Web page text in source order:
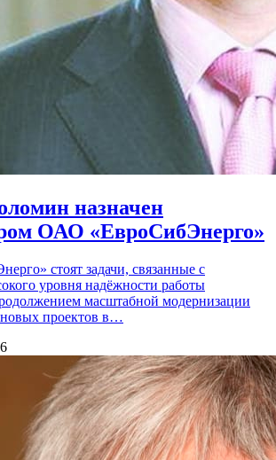
назначен
ОАО «ЕвроСибЭнерго»
стоят задачи, связанные с
уровня надёжности работы
масштабной модернизации
новых проектов в…